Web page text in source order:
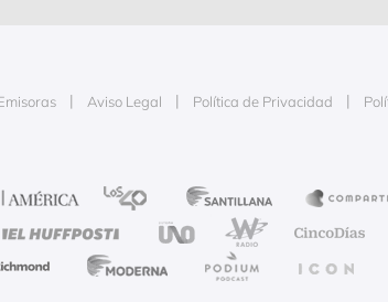
Aviso Legal Política de Privacidad